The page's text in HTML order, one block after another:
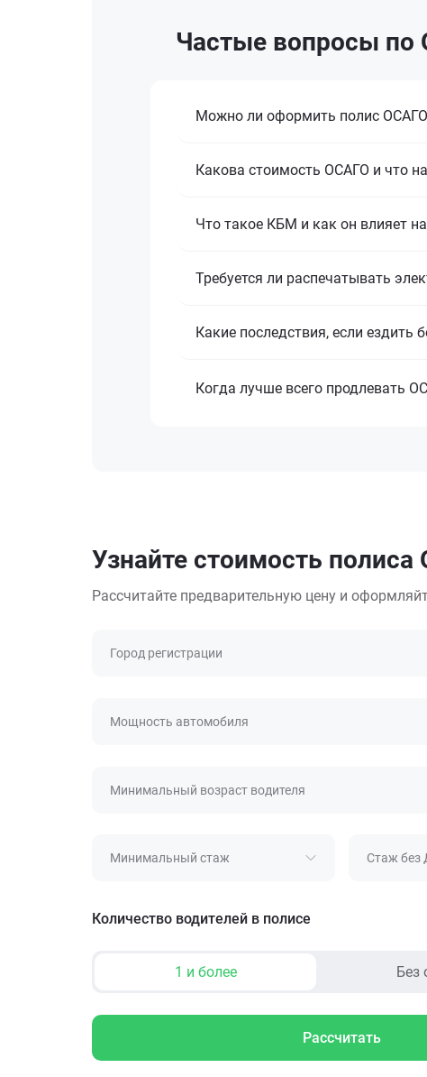
Частые вопросы по
Можно ли оформить полис ОСАГО
Какова стоимость ОСАГО и что
Что такое КБМ и как он влияет
Требуется ли распечатывать
Какие последствия, если ездить
Когда лучше всего продлевать
Узнайте стоимость
Рассчитайте предварительную цену и
Город регистрации
Мощность автомобиля
Минимальный возраст водителя
Минимальный стаж Стаж без
Количество водителей в полисе
1 и более Без
Рассчитать